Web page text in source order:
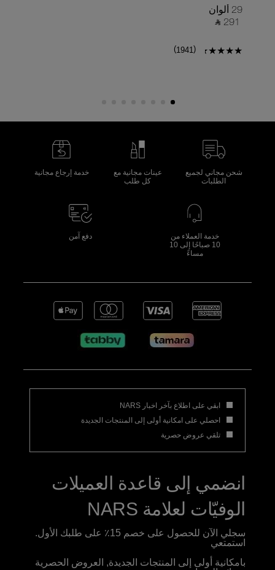
29 ألوان
‎ ⃁ 291 ‎
(
1941
)
شحن مجاني لجميع
الطلبات
عينات مجانية مع
كل طلب
خدمة إرجاع مجانية
خدمة العملاء من
10 صباحًا إلى 10
مساءً
دفع آمن
ابقي على اطلاع بآخر اخبار NARS
احصلي على امكانية أولى إلى المنتجات الجديدة
تلقي عروض حصرية
انضمي إلى قاعدة العميلات
الوفيّات لعلامة NARS
سجلي الآن للحصول على خصم 15٪ على طلبك الأول.
استمتعي
بامكانية أولى إلى المنتجات الجديدة, العروض الحصرية